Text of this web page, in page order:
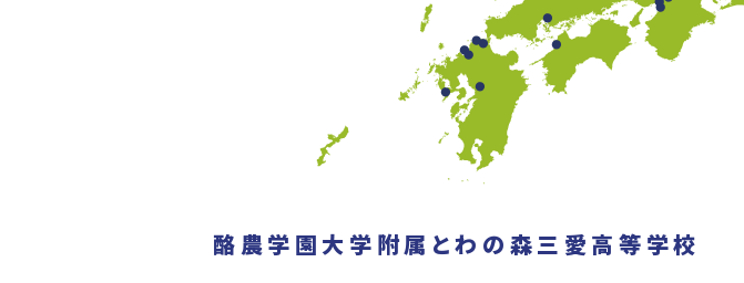
酪農学園大学附属とわの森三愛高等学校